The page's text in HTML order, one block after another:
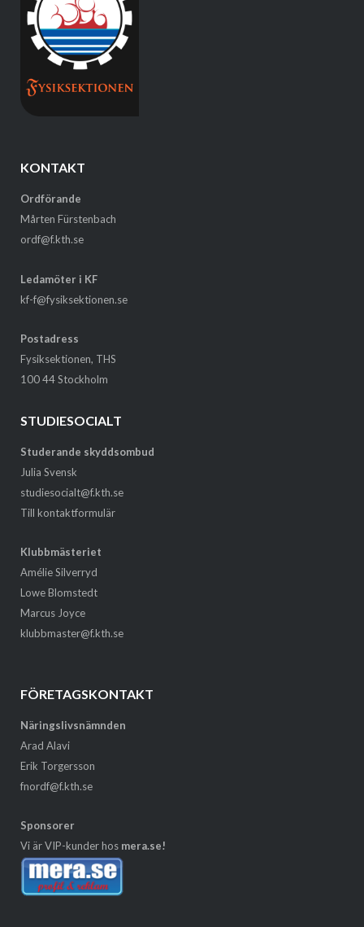
KONTAKT
Ordförande
Mårten Fürstenbach
ordf@f.kth.se
Ledamöter i KF
kf-f@fysiksektionen.se
Postadress
Fysiksektionen, THS
100 44 Stockholm
STUDIESOCIALT
Studerande skyddsombud
Julia Svensk
studiesocialt@f.kth.se
Till kontaktformulär
Klubbmästeriet
Amélie Silverryd
Lowe Blomstedt
Marcus Joyce
klubbmaster@f.kth.se
FÖRETAGSKONTAKT
Näringslivsnämnden
Arad Alavi
Erik Torgersson
fnordf@f.kth.se
Sponsorer
Vi är VIP-kunder hos mera.se!